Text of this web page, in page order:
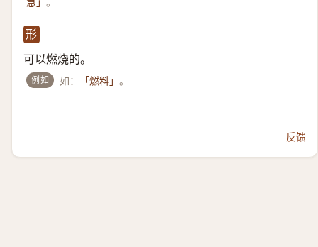
急」
形
可以燃烧的。
例如 如： 「燃料」。
反馈